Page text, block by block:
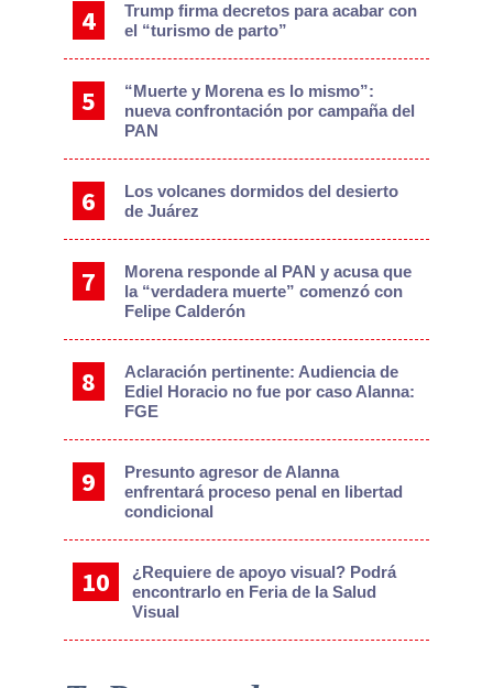
Trump firma decretos para acabar con
el “turismo de parto”
“Muerte y Morena es lo mismo”:
nueva confrontación por campaña del
PAN
Los volcanes dormidos del desierto
de Juárez
Morena responde al PAN y acusa que
la “verdadera muerte” comenzó con
Felipe Calderón
Aclaración pertinente: Audiencia de
Ediel Horacio no fue por caso Alanna:
FGE
Presunto agresor de Alanna
enfrentará proceso penal en libertad
condicional
¿Requiere de apoyo visual? Podrá
encontrarlo en Feria de la Salud
Visual